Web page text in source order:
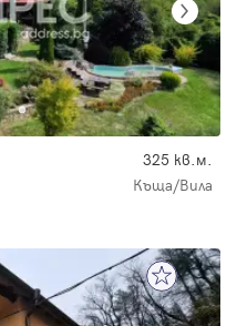
325 кв.м.
Къща/Вила